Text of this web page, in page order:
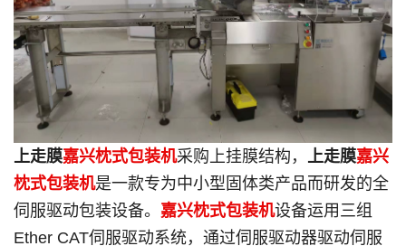
上走膜嘉兴枕式包装机采购上挂膜结构， 上走膜嘉兴
枕式包装机是一款专为中小型固体类产品而研发的全
伺服驱动包装设备。 嘉兴枕式包装机设备运用三组
Ether CAT伺服驱动系统，通过伺服驱动器驱动伺服